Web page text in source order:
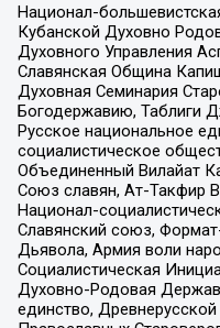
Национал-
Кубанской Духовно
Духовного Управления
Славянская Община
Духовная Семинария
Богодержавию, Таблиги
Русское национальное
социалистическое
Объединенный Вилайат
Союз славян, Ат-Такфир
Национал-
Славянский союз,
Дьявола, Армия воли
Социалистическая
Духовно-Родовая
единство,